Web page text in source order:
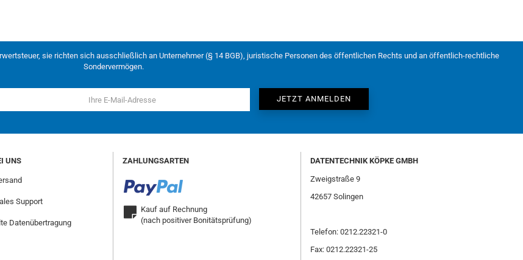
sie richten sich ausschließlich an Unternehmer (§ 14 BGB), juristische Personen des öffentlichen Rechts und an öffentlich-rechtliche
Sondervermögen.
UNS
Support
Datenübertragung
ZAHLUNGSARTEN
Kauf auf Rechnung
(nach positiver Bonitätsprüfung)
DATENTECHNIK KÖPKE GMBH
Zweigstraße 9
42657 Solingen
Telefon: 0212.22321-0
Fax: 0212.22321-25